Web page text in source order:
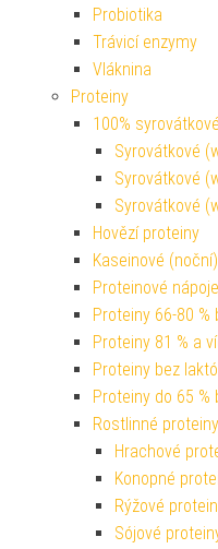
Probiotika
Trávicí enzymy
Vláknina
Proteiny
100%
Syrovátkové
Syrovátkové
Syrovátkové
Hovězí proteiny
Kaseinové
Proteinové nápoje
Proteiny 66-80 %
Proteiny 81 % a
Proteiny bez
Proteiny do 65 %
Rostlinné
Hrachové
Konopné
Rýžové
Sójové